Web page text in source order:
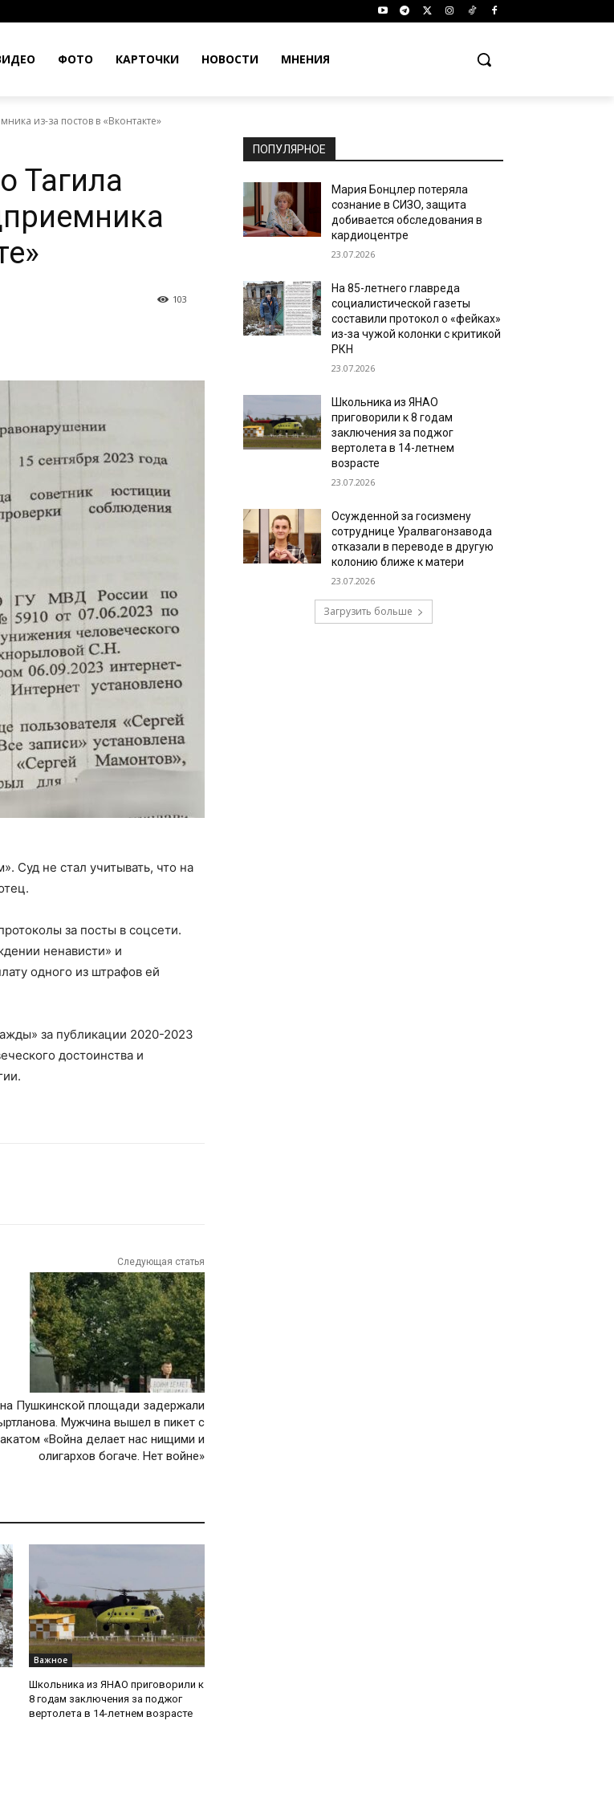
ФОТО КАРТОЧКИ НОВОСТИ МНЕНИЯ
из-за постов в «Вконтакте»
Тагила
103
Суд не стал учитывать, что на
за посты в соцсети.
ненависти» и
одного из штрафов ей
за публикации 2020-2023
достоинства и
Следующая статья
Пушкинской площади задержали
Мужчина вышел в пикет с
«Война делает нас нищими и
олигархов богаче. Нет войне»
Важное
Школьника из ЯНАО приговорили к
8 годам заключения за поджог
вертолета в 14-летнем возрасте
ПОПУЛЯРНОЕ
Мария Бонцлер потеряла
сознание в СИЗО, защита
добивается обследования в
кардиоцентре
23.07.2026
На 85-летнего главреда
социалистической газеты
составили протокол о «фейках»
из-за чужой колонки с критикой
РКН
23.07.2026
Школьника из ЯНАО
приговорили к 8 годам
заключения за поджог
вертолета в 14-летнем
возрасте
23.07.2026
Осужденной за госизмену
сотруднице Уралвагонзавода
отказали в переводе в другую
колонию ближе к матери
23.07.2026
Загрузить больше